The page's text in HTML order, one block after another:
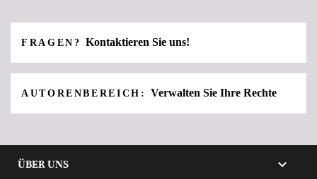
FRAGEN?Kontaktieren Sie uns!
AUTORENBEREICH:Verwalten Sie Ihre Rechte
ÜBER UNS 